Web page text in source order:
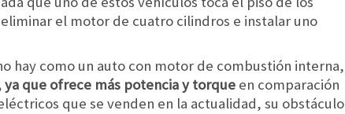
el motor de cuatro cilindros e instalar uno
hay como un auto con motor de combustión interna,
que ofrece más potencia y torque en comparación
que se venden en la actualidad, su obstáculo